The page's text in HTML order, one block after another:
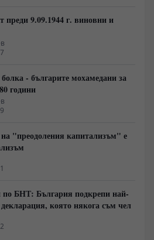
преди 9.09.1944 г. виновни и
- българите мохамедани за
години
"преодоления капитализъм" е
БНТ: България подкрепи най-
която някога съм чел